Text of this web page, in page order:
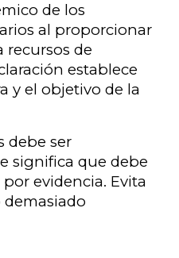
de los
al proporcionar
recursos de
establece
y el objetivo de la
debe ser
significa que debe
evidencia. Evita
demasiado